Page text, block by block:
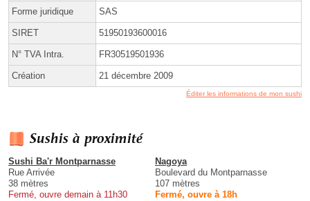
Forme juridique SAS
SIRET 51950193600016
N° TVA Intra. FR30519501936
Création 21 décembre 2009
Éditer les informations de mon sushi
Sushis à proximité
Sushi Ba'r Montparnasse
Rue Arrivée
38 mètres
Fermé, ouvre demain à 11h30
Nagoya
Boulevard du Montparnasse
107 mètres
Fermé, ouvre à 18h